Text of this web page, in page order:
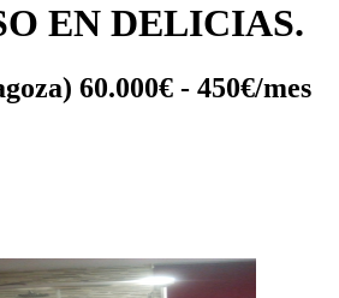
EN DELICIAS.
60.000€ - 450€/mes